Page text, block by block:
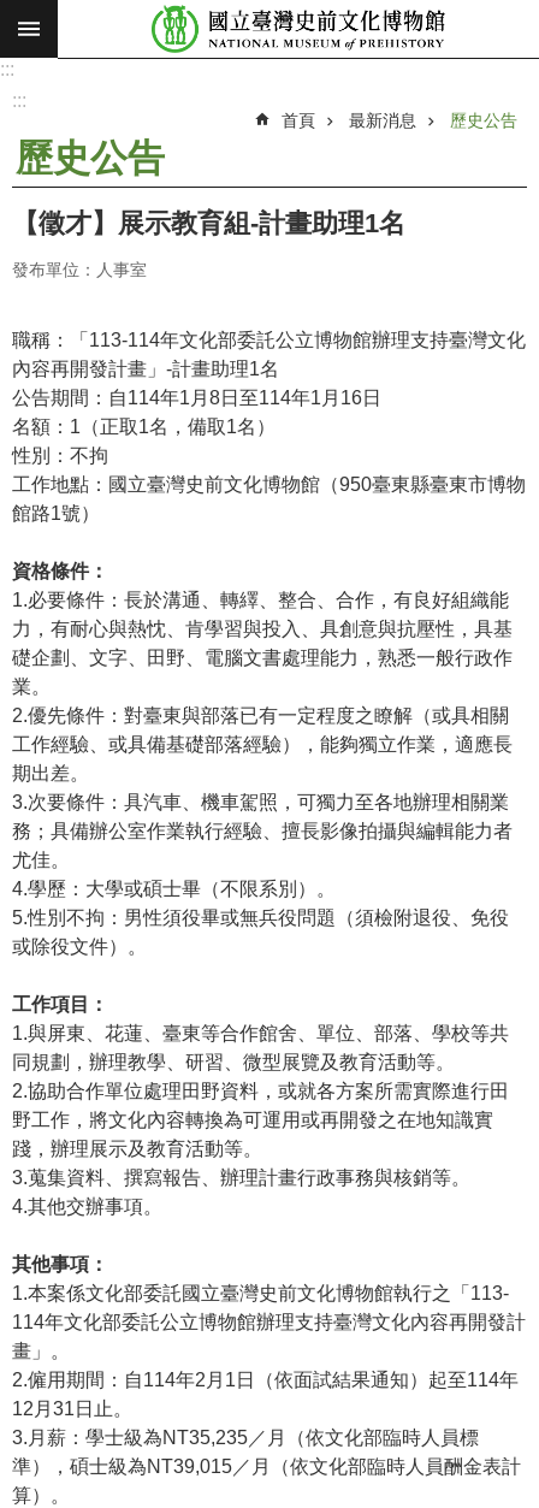
跳到主要內容區塊
搜
願
景
使
命
新
消
息
參
觀
展
學
習
探
索
認
識
我
們
便
民
服
務
性
別
平
等
專
區
友
善
措
施
服
務
服
務
信
箱
:::
:::
首頁 最新消息 歷史公告
歷史公告
【徵才】展示教育組-計畫助理1名
發布單位：人事室
職稱：「113-114年文化部委託公立博物館辦理支持臺灣文化
內容再開發計畫」-計畫助理1名
公告期間：自114年1月8日至114年1月16日
名額：1（正取1名，備取1名）
性別：不拘
工作地點：國立臺灣史前文化博物館（950臺東縣臺東市博物
館路1號）
資格條件：
1.必要條件：長於溝通、轉繹、整合、合作，有良好組織能
力，有耐心與熱忱、肯學習與投入、具創意與抗壓性，具基
礎企劃、文字、田野、電腦文書處理能力，熟悉一般行政作
業。
2.優先條件：對臺東與部落已有一定程度之瞭解（或具相關
工作經驗、或具備基礎部落經驗），能夠獨立作業，適應長
期出差。
3.次要條件：具汽車、機車駕照，可獨力至各地辦理相關業
務；具備辦公室作業執行經驗、擅長影像拍攝與編輯能力者
尤佳。
4.學歷：大學或碩士畢（不限系別）。
5.性別不拘：男性須役畢或無兵役問題（須檢附退役、免役
或除役文件）。
工作項目：
1.與屏東、花蓮、臺東等合作館舍、單位、部落、學校等共
同規劃，辦理教學、研習、微型展覽及教育活動等。
2.協助合作單位處理田野資料，或就各方案所需實際進行田
野工作，將文化內容轉換為可運用或再開發之在地知識實
踐，辦理展示及教育活動等。
3.蒐集資料、撰寫報告、辦理計畫行政事務與核銷等。
4.其他交辦事項。
其他事項：
1.本案係文化部委託國立臺灣史前文化博物館執行之「113-
114年文化部委託公立博物館辦理支持臺灣文化內容再開發計
畫」。
2.僱用期間：自114年2月1日（依面試結果通知）起至114年
12月31日止。
3.月薪：學士級為NT35,235／月（依文化部臨時人員標
準），碩士級為NT39,015／月（依文化部臨時人員酬金表計
算）。